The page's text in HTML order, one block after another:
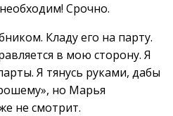
Срочно.
Кладу его на парту.
в мою сторону. Я
Я тянусь руками, дабы
но Марья
не смотрит.